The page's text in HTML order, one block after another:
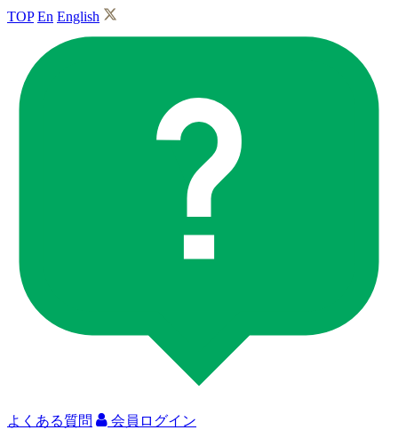
TOP En English
よくある質問 会員ログイン